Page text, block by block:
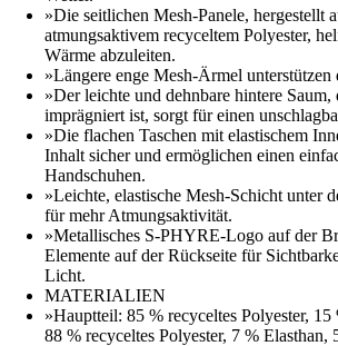
»Die seitlichen Mesh-Panele, hergestellt
atmungsaktivem recyceltem Polyester,
Wärme abzuleiten.
»Längere enge Mesh-Ärmel unterstützen
»Der leichte und dehnbare hintere
imprägniert ist, sorgt für einen
»Die flachen Taschen mit elastischem
Inhalt sicher und ermöglichen einen
Handschuhen.
»Leichte, elastische Mesh-Schicht unter
für mehr Atmungsaktivität.
»Metallisches S-PHYRE-Logo auf der
Elemente auf der Rückseite für
Licht.
MATERIALIEN
»Hauptteil: 85 % recyceltes Polyester, 15
88 % recyceltes Polyester, 7 % Elasthan,